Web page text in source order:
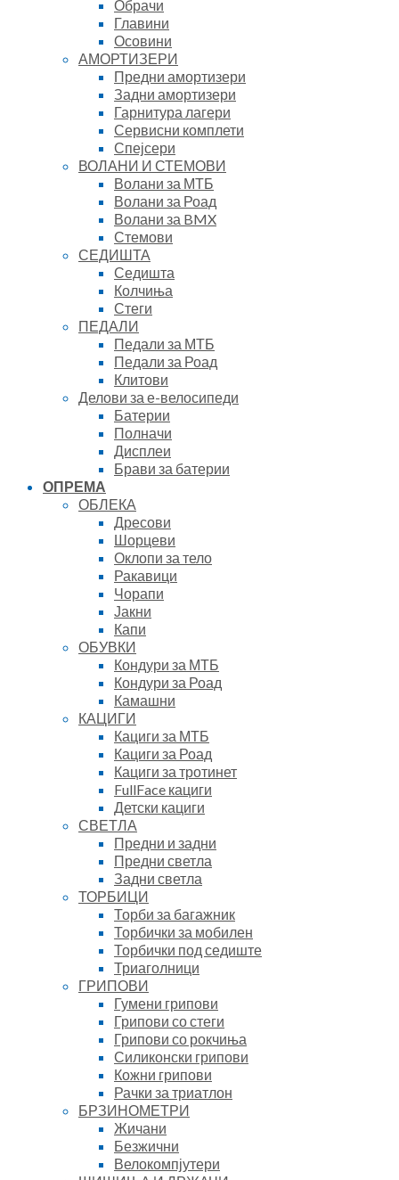
Обрачи
Главини
Осовини
АМОРТИЗЕРИ
Предни амортизери
Задни амортизери
Гарнитура лагери
Сервисни комплети
Спејсери
ВОЛАНИ И СТЕМОВИ
Волани за МТБ
Волани за Роад
Волани за BMX
Стемови
СЕДИШТА
Седишта
Колчиња
Стеги
ПЕДАЛИ
Педали за МТБ
Педали за Роад
Клитови
Делови за е-велосипеди
Батерии
Полначи
Дисплеи
Брави за батерии
ОПРЕМА
ОБЛЕКА
Дресови
Шорцеви
Оклопи за тело
Ракавици
Чорапи
Јакни
Капи
ОБУВКИ
Кондури за МТБ
Кондури за Роад
Камашни
КАЦИГИ
Кациги за МТБ
Кациги за Роад
Кациги за тротинет
FullFace кациги
Детски кациги
СВЕТЛА
Предни и задни
Предни светла
Задни светла
ТОРБИЦИ
Торби за багажник
Торбички за мобилен
Торбички под седиште
Триаголници
ГРИПОВИ
Гумени грипови
Грипови со стеги
Грипови со рокчиња
Силиконски грипови
Кожни грипови
Рачки за триатлон
БРЗИНОМЕТРИ
Жичани
Безжични
Велокомпјутери